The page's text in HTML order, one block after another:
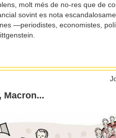
molt més de no-res que de
sovint es nota
—periodistes, economistes,
Macron...